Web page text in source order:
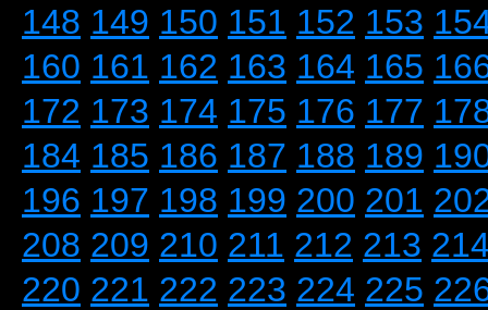
148 149 150 151 152 153
160 161 162 163 164 165
172 173 174 175 176 177
184 185 186 187 188 189
196 197 198 199 200 201
208 209 210 211 212 213
220 221 222 223 224 225